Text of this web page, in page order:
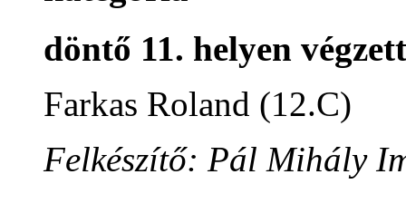
döntő 11. helyen végzett
Farkas Roland (12.C)
Felkészítő: Pál Mihály